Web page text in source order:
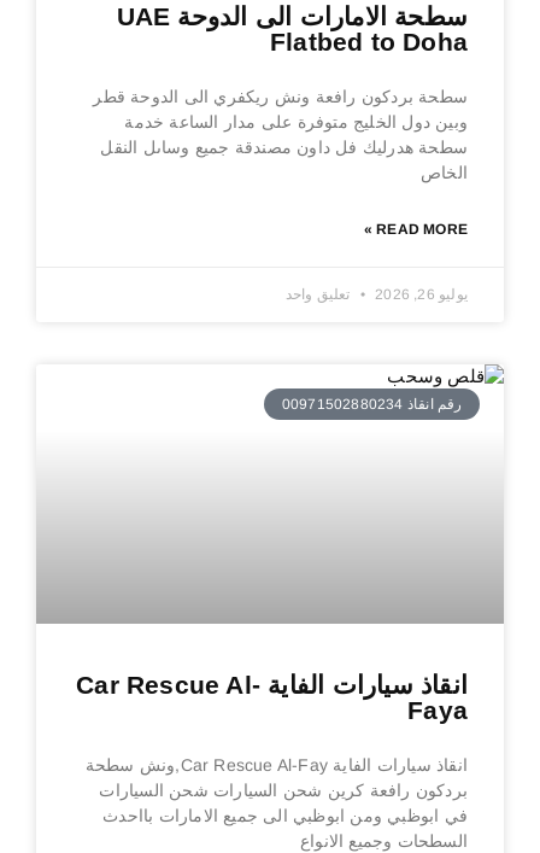
سطحة الامارات الى الدوحة UAE
Flatbed to Doha
سطحة بردكون رافعة ونش ريكفري الى الدوحة قطر
وبين دول الخليج متوفرة على مدار الساعة خدمة
سطحة هدرليك فل داون مصندقة جميع وساىل النقل
الخاص
READ MORE »
يوليو 26, 2026 تعليق واحد
رقم انقاذ 00971502880234
انقاذ سيارات الفاية Car Rescue Al-
Faya
انقاذ سيارات الفاية Car Rescue Al-Fay,ونش سطحة
بردكون رافعة كرين شحن السيارات شحن السيارات
في ابوظبي ومن ابوظبي الى جميع الامارات بااحدث
السطحات وجميع الانواع